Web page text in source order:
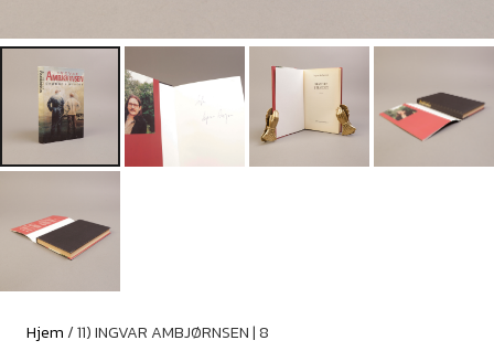
Hjem/ 11) INGVAR AMBJØRNSEN | 8